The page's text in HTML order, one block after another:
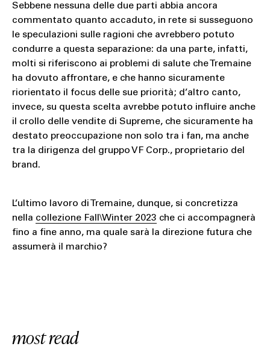
Sebbene nessuna delle due parti abbia ancora
commentato quanto accaduto, in rete si susseguono
le speculazioni sulle ragioni che avrebbero potuto
condurre a questa separazione: da una parte, infatti,
molti si riferiscono ai problemi di salute che Tremaine
ha dovuto affrontare, e che hanno sicuramente
riorientato il focus delle sue priorità; d’altro canto,
invece, su questa scelta avrebbe potuto influire anche
il crollo delle vendite di Supreme, che sicuramente ha
destato preoccupazione non solo tra i fan, ma anche
tra la dirigenza del gruppo VF Corp., proprietario del
brand.
L’ultimo lavoro di Tremaine, dunque, si concretizza
nella collezione Fall\Winter 2023 che ci accompagnerà
fino a fine anno, ma quale sarà la direzione futura che
assumerà il marchio?
most read